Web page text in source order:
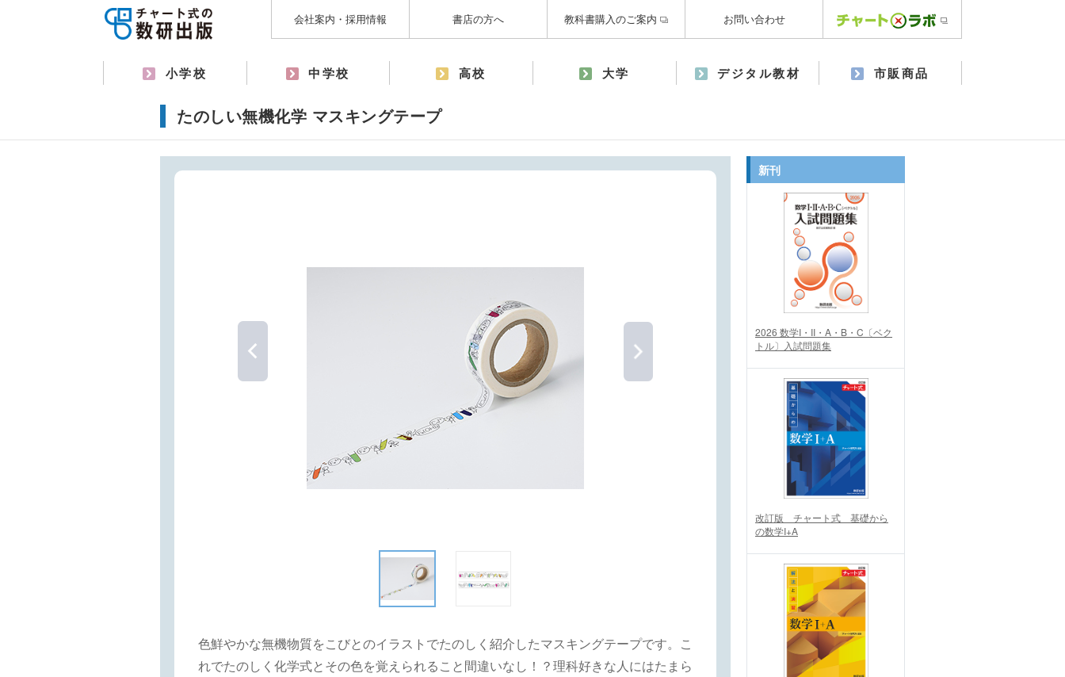
会社案内・採用情報 書店の方へ 教科書購入のご案内 お問い合わせ
小学校 中学校 高校 大学 デジタル教材 市販商品
たのしい無機化学 マスキングテープ
色鮮やかな無機物質をこびとのイラストでたのしく紹介したマスキングテープです。こ
れでたのしく化学式とその色を覚えられること間違いなし！？理科好きな人にはたまら
新刊
2026 数学I・II・A・B・C〔ベク
トル〕入試問題集
改訂版 チャート式 基礎から
の数学I+A